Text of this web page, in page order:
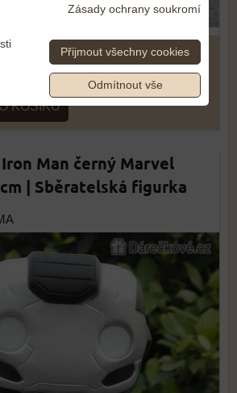
KOŠÍKU
Man černý Marvel
| Sběratelská figurka
Zásady ochrany soukromí
Přijmout všechny cookies
Odmítnout vše